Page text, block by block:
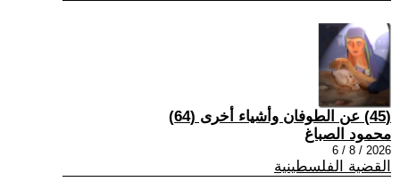
(45) عن الطوفان وأشياء أخرى (64)
محمود الصباغ
2026 / 8 / 6
القضية الفلسطينية